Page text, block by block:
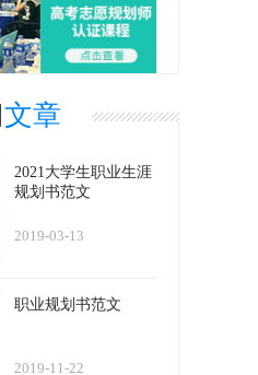
文章
2021大学生职业生涯
规划书范文
2019-03-13
职业规划书范文
2019-11-22